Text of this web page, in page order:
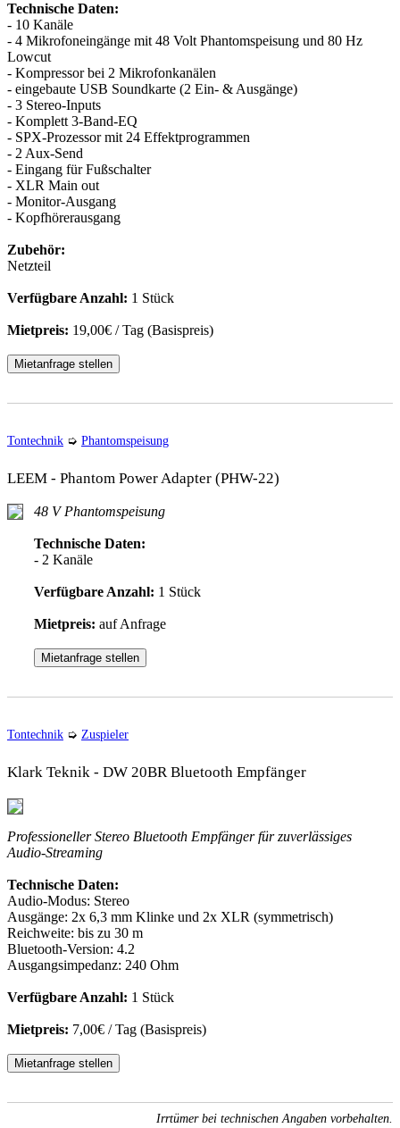
Technische Daten:
- 10 Kanäle
- 4 Mikrofoneingänge mit 48 Volt Phantomspeisung und 80 Hz
Lowcut
- Kompressor bei 2 Mikrofonkanälen
- eingebaute USB Soundkarte (2 Ein- & Ausgänge)
- 3 Stereo-Inputs
- Komplett 3-Band-EQ
- SPX-Prozessor mit 24 Effektprogrammen
- 2 Aux-Send
- Eingang für Fußschalter
- XLR Main out
- Monitor-Ausgang
- Kopfhörerausgang
Zubehör:
Netzteil
Verfügbare Anzahl: 1 Stück
Mietpreis: 19,00€ / Tag (Basispreis)
Mietanfrage stellen
Tontechnik ➭ Phantomspeisung
LEEM - Phantom Power Adapter (PHW-22)
48 V Phantomspeisung
Technische Daten:
- 2 Kanäle
Verfügbare Anzahl: 1 Stück
Mietpreis: auf Anfrage
Mietanfrage stellen
Tontechnik ➭ Zuspieler
Klark Teknik - DW 20BR Bluetooth Empfänger
Professioneller Stereo Bluetooth Empfänger für zuverlässiges
Audio-Streaming
Technische Daten:
Audio-Modus: Stereo
Ausgänge: 2x 6,3 mm Klinke und 2x XLR (symmetrisch)
Reichweite: bis zu 30 m
Bluetooth-Version: 4.2
Ausgangsimpedanz: 240 Ohm
Verfügbare Anzahl: 1 Stück
Mietpreis: 7,00€ / Tag (Basispreis)
Mietanfrage stellen
Irrtümer bei technischen Angaben vorbehalten.